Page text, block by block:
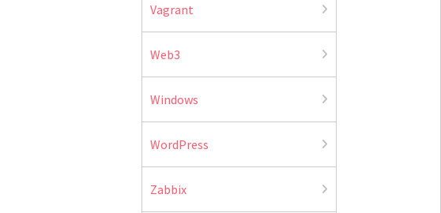
Vagrant
Web3
Windows
WordPress
Zabbix